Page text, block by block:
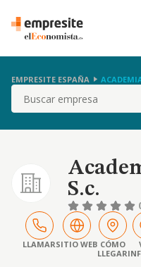
EMPRESITE ESPAÑA
Buscar
S.c.
LLAMARSITIO WEB CÓMO
LLEGAR